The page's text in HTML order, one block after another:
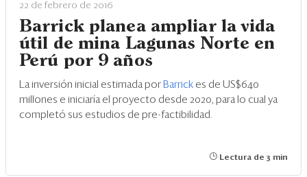
22 de febrero de 2016
Barrick planea ampliar la vida
útil de mina Lagunas Norte en
Perú por 9 años
La inversión inicial estimada por Barrick es de US$640
millones e iniciaría el proyecto desde 2020, para lo cual ya
completó sus estudios de pre-factibilidad.
Lectura de 3 min